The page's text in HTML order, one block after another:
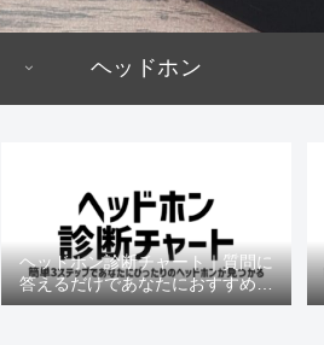
ヘッドホン
ヘッドホン診断チャート｜質問に
答えるだけであなたにおすすめの
機種がわかる